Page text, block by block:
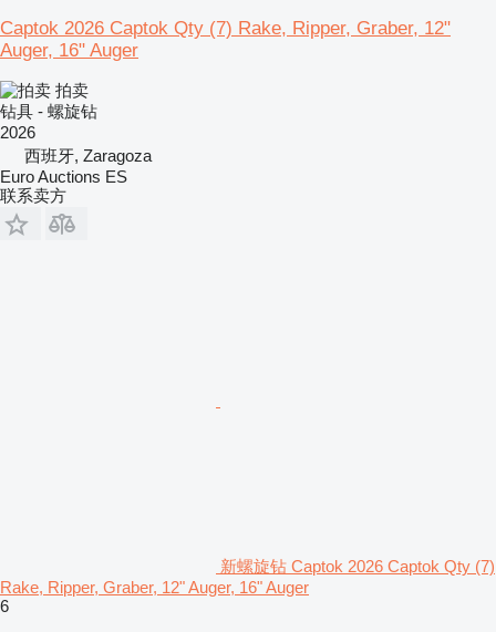
Captok 2026 Captok Qty (7) Rake, Ripper, Graber, 12"
Auger, 16" Auger
拍卖
钻具 - 螺旋钻
2026
西班牙, Zaragoza
Euro Auctions ES
联系卖方
新螺旋钻 Captok 2026 Captok Qty (7)
Rake, Ripper, Graber, 12" Auger, 16" Auger
6